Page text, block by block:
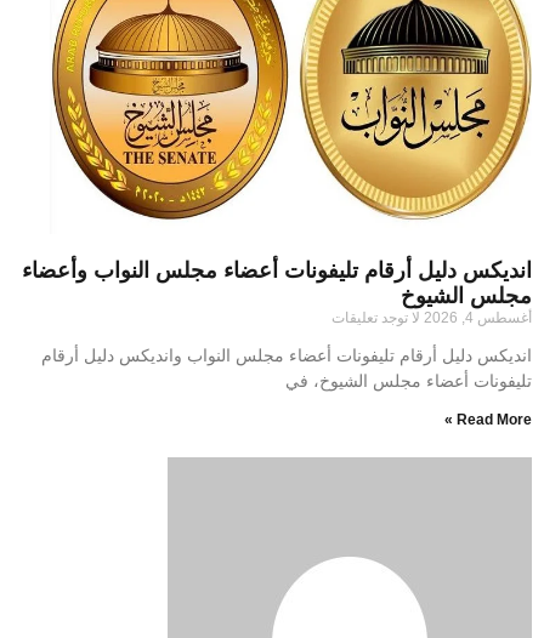
انديكس دليل أرقام تليفونات أعضاء مجلس النواب وأعضاء
مجلس الشيوخ
أغسطس 4, 2026 لا توجد تعليقات
انديكس دليل أرقام تليفونات أعضاء مجلس النواب وانديكس دليل أرقام
تليفونات أعضاء مجلس الشيوخ، في
Read More »